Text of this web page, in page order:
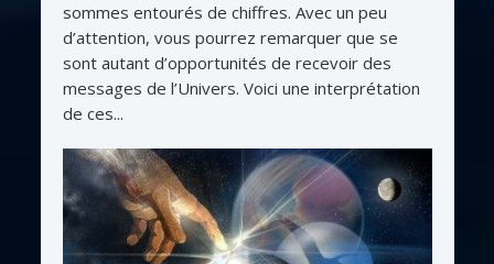
sommes entourés de chiffres. Avec un peu
d’attention, vous pourrez remarquer que se
sont autant d’opportunités de recevoir des
messages de l’Univers. Voici une interprétation
de ces...